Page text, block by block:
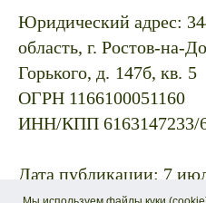
Юридический адрес:
область, г. Ростов-на-
Горького, д. 147б, кв. 5
ОГРН 1166100051160
ИНН/КПП 6163147233/
Дата публикации: 7